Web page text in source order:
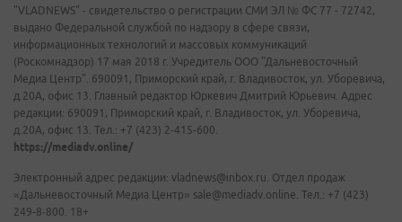
"VLADNEWS" - свидетельство о регистрации СМИ ЭЛ № ФС 77 - 72742,
выдано Федеральной службой по надзору в сфере связи,
информационных технологий и массовых коммуникаций
(Роскомнадзор) 17 мая 2018 г. Учредитель ООО "Дальневосточный
Медиа Центр". 690091, Приморский край, г. Владивосток, ул. Уборевича,
д.20А, офис 13. Главный редактор Юркевич Дмитрий Юрьевич. Адрес
редакции: 690091, Приморский край, г. Владивосток, ул. Уборевича,
д.20А, офис 13. Тел.: +7 (423) 2-415-600.
https://mediadv.online/
Электронный адрес редакции: vladnews@inbox.ru. Отдел продаж
«Дальневосточный Медиа Центр» sale@mediadv.online. Тел.: +7 (423)
249-8-800. 18+